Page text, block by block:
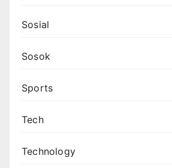
Sosial
Sosok
Sports
Tech
Technology